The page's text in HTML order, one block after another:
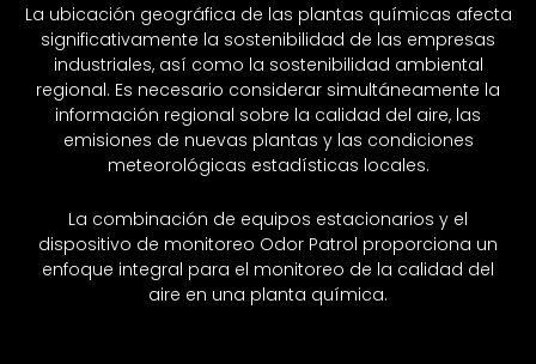
La ubicación geográfica de las plantas químicas afecta
significativamente la sostenibilidad de las empresas
industriales, así como la sostenibilidad ambiental
regional. Es necesario considerar simultáneamente la
información regional sobre la calidad del aire, las
emisiones de nuevas plantas y las condiciones
meteorológicas estadísticas locales.
La combinación de equipos estacionarios y el
dispositivo de monitoreo Odor Patrol proporciona un
enfoque integral para el monitoreo de la calidad del
aire en una planta química.